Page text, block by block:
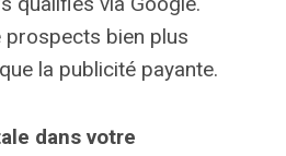
prospects bien plus
la publicité payante.
dans votre